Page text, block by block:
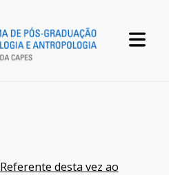
Referente desta vez ao